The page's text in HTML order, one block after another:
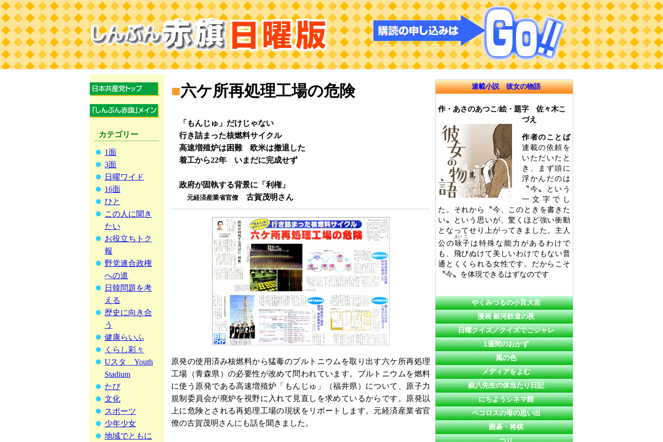
カテゴリー
1面
3面
日曜ワイド
16面
ひと
この人に聞き
たい
お役立ちトク
報
野党連合政権
への道
日韓問題を考
える
歴史に向き合
う
健康らいふ
くらし彩々
Uスタ Youth
Stadium
たび
文化
スポーツ
少年少女
地域でともに
■六ケ所再処理工場の危険
「もんじゅ」だけじゃない
行き詰まった核燃料サイクル
高速増殖炉は困難 欧米は撤退した
着工から22年 いまだに完成せず
政府が固執する背景に「利権」
元経済産業省官僚 古賀茂明さん
原発の使用済み核燃料から猛毒のプルトニウムを取り出す六ケ所再処理
工場（青森県）の必要性が改めて問われています。プルトニウムを燃料
に使う原発である高速増殖炉「もんじゅ」（福井県）について、原子力
規制委員会が廃炉を視野に入れて見直しを求めているからです。原発以
上に危険とされる再処理工場の現状をリポートします。元経済産業省官
僚の古賀茂明さんにも話を聞きました。
連載小説 彼女の物語
作・あさのあつこ/絵・題字 佐々木こ
づえ
作者のことば
連載の依頼を
いただいたと
き、まず頭に
浮かんだのは
〝今〟という
一文字でし
た。それから〝今、このときを書きた
い〟という思いが、驚くほど強い衝動
となってせり上がってきました。主人
公の咏
えい
子
こ
は特殊な能力があるわけで
も、飛びぬけて美しいわけでもない普
通とくくられる女性です。だからこそ
〝今〟を体現できるはずなのです
やくみつるの小言大言
漫画 銀河鉄道の夜
日曜クイズ／クイズでごジャレ
1週間のおかず
風の色
メディアをよむ
銀八先生の体当たり日記
にちようシネマ館
ペコロスの母の思い出
囲碁・将棋